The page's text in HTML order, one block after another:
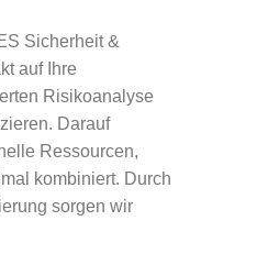
Sicherheit &
auf Ihre
Risikoanalyse
Darauf
Ressourcen,
kombiniert. Durch
sorgen wir